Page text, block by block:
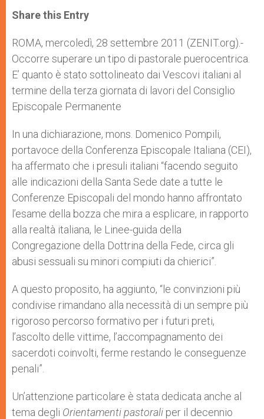
t
s
p
p
s
e
g
e
r
e
b
o
k
r
Share this Entry
ROMA, mercoledì, 28 settembre 2011 (ZENIT.org).-
Occorre superare un tipo di pastorale puerocentrica.
E’ quanto è stato sottolineato dai Vescovi italiani al
termine della terza giornata di lavori del Consiglio
Episcopale Permanente
In una dichiarazione, mons. Domenico Pompili,
portavoce della Conferenza Episcopale Italiana (CEI),
ha affermato che i presuli italiani “facendo seguito
alle indicazioni della Santa Sede date a tutte le
Conferenze Episcopali del mondo hanno affrontato
l’esame della bozza che mira a esplicare, in rapporto
alla realtà italiana, le Linee-guida della
Congregazione della Dottrina della Fede, circa gli
abusi sessuali su minori compiuti da chierici”.
A questo proposito, ha aggiunto, “le convinzioni più
condivise rimandano alla necessità di un sempre più
rigoroso percorso formativo per i futuri preti,
l’ascolto delle vittime, l’accompagnamento dei
sacerdoti coinvolti, ferme restando le conseguenze
penali”.
Un’attenzione particolare è stata dedicata anche al
tema degli Orientamenti pastorali per il decennio